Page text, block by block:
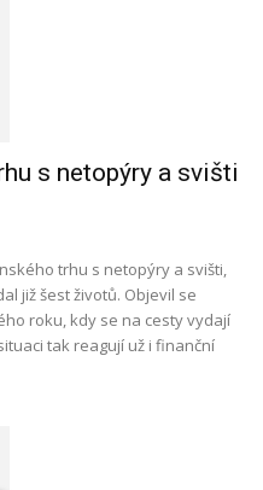
s netopýry a svišti
trhu s netopýry a svišti,
již šest životů. Objevil se
roku, kdy se na cesty vydají
tak reagují už i finanční